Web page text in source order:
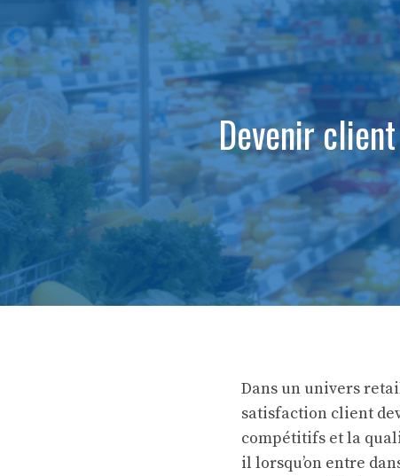
Devenir
Dans un univers
satisfaction client
compétitifs et la
il lorsqu’on entre